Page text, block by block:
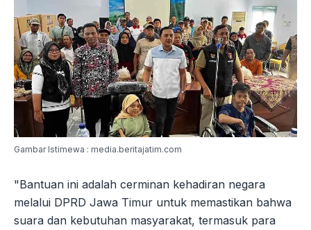
Gambar Istimewa : media.beritajatim.com
"Bantuan ini adalah cerminan kehadiran negara
melalui DPRD Jawa Timur untuk memastikan bahwa
suara dan kebutuhan masyarakat, termasuk para